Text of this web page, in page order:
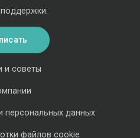
и советы
персональных данных
файлов cookie